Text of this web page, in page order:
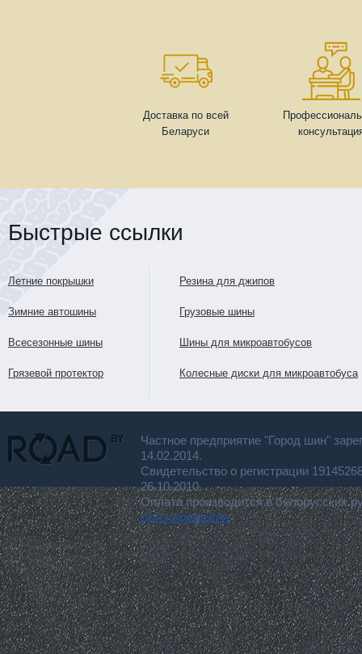
Доставка по всей
Беларуси
Быстрые ссылки
Летние покрышки
Зимние автошины
Всесезонные шины
Грязевой протектор
Резина для джипов
Грузовые шины
Шины для микроавтобусов
Колесные диски для микроавтобуса
Частное предприятие "Город шин"
14.02.2014.
Свидетельство о регистрации
26.10.2010.
Оплата производится в белорусских
для покупателя.